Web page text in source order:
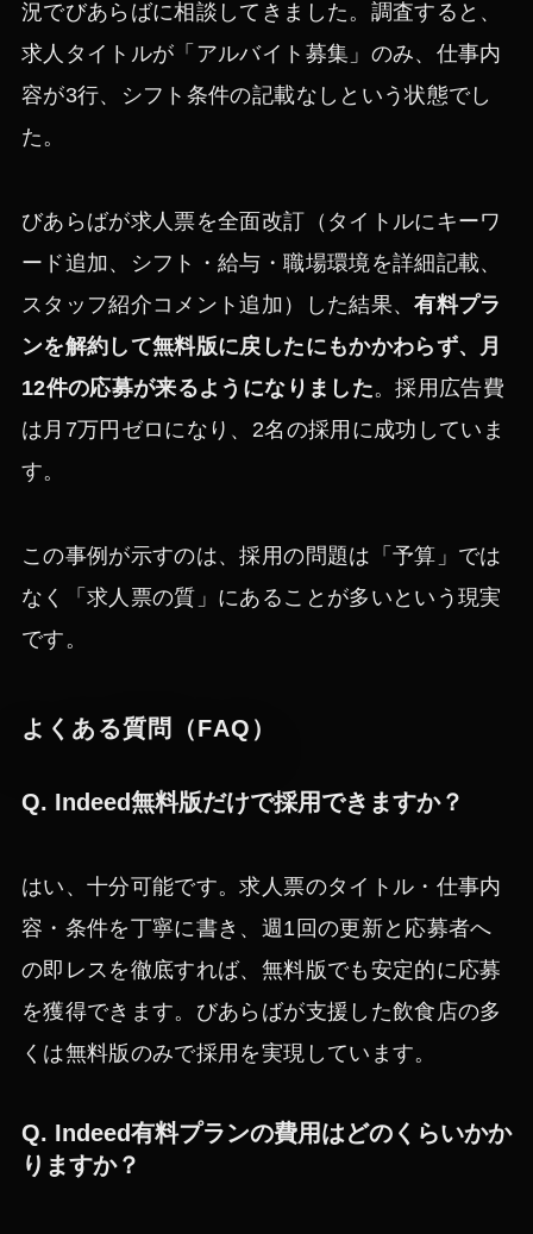
況でびあらばに相談してきました。調査すると、
求人タイトルが「アルバイト募集」のみ、仕事内
容が3行、シフト条件の記載なしという状態でし
た。
びあらばが求人票を全面改訂（タイトルにキーワ
ード追加、シフト・給与・職場環境を詳細記載、
スタッフ紹介コメント追加）した結果、有料プラ
ンを解約して無料版に戻したにもかかわらず、月
12件の応募が来るようになりました。採用広告費
は月7万円ゼロになり、2名の採用に成功していま
す。
この事例が示すのは、採用の問題は「予算」では
なく「求人票の質」にあることが多いという現実
です。
よくある質問（FAQ）
Q. Indeed無料版だけで採用できますか？
はい、十分可能です。求人票のタイトル・仕事内
容・条件を丁寧に書き、週1回の更新と応募者へ
の即レスを徹底すれば、無料版でも安定的に応募
を獲得できます。びあらばが支援した飲食店の多
くは無料版のみで採用を実現しています。
Q. Indeed有料プランの費用はどのくらいかか
りますか？